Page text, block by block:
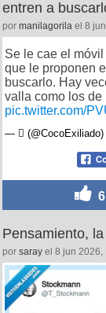
por manilagorila el 8
Se le cae el
que le proponen
buscarlo. Hay
valla como los
pic.twitter.com/
— ‏️ٓ‏️ (@CocoExiliado)
6
Pensamiento,
por saray el 8 jun 2026,